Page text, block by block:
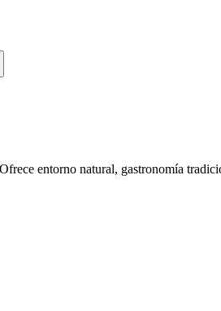
entorno natural, gastronomía